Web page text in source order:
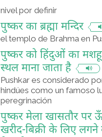
nivel por definir
पुष्कर का ब्रह्मा मन्दिर
el templo de Brahma en
पुष्कर को हिंदुओं का
स्थल माना जाता है
Pushkar es considerado
hindúes como un famoso
peregrinación
पुष्कर मेला खासतौर पर
खरीद-बिक्री के लिए लगने